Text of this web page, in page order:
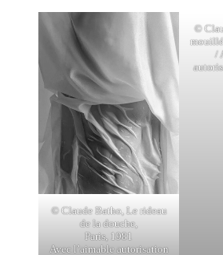
© Claude Batho, Le rideau
de la douche,
Paris, 1981
Avec l’aimable autorisation
©
/